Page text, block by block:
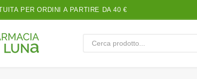
PER ORDINI A PARTIRE DA 40 €